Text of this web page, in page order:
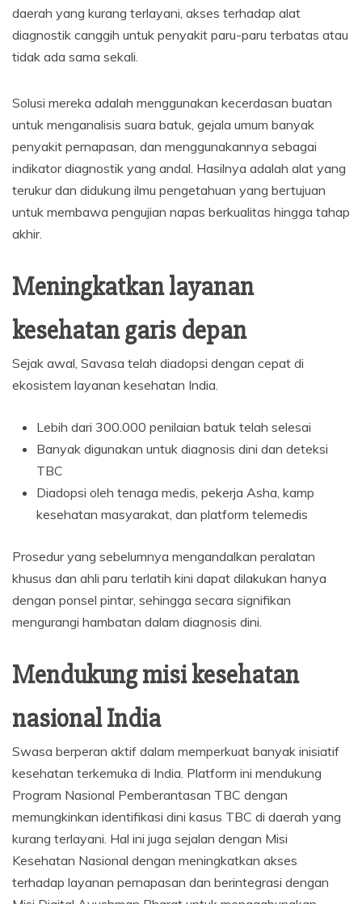
daerah yang kurang terlayani, akses terhadap alat
diagnostik canggih untuk penyakit paru-paru terbatas atau
tidak ada sama sekali.
Solusi mereka adalah menggunakan kecerdasan buatan
untuk menganalisis suara batuk, gejala umum banyak
penyakit pernapasan, dan menggunakannya sebagai
indikator diagnostik yang andal. Hasilnya adalah alat yang
terukur dan didukung ilmu pengetahuan yang bertujuan
untuk membawa pengujian napas berkualitas hingga tahap
akhir.
Meningkatkan layanan
kesehatan garis depan
Sejak awal, Savasa telah diadopsi dengan cepat di
ekosistem layanan kesehatan India.
Lebih dari 300.000 penilaian batuk telah selesai
Banyak digunakan untuk diagnosis dini dan deteksi
TBC
Diadopsi oleh tenaga medis, pekerja Asha, kamp
kesehatan masyarakat, dan platform telemedis
Prosedur yang sebelumnya mengandalkan peralatan
khusus dan ahli paru terlatih kini dapat dilakukan hanya
dengan ponsel pintar, sehingga secara signifikan
mengurangi hambatan dalam diagnosis dini.
Mendukung misi kesehatan
nasional India
Swasa berperan aktif dalam memperkuat banyak inisiatif
kesehatan terkemuka di India. Platform ini mendukung
Program Nasional Pemberantasan TBC dengan
memungkinkan identifikasi dini kasus TBC di daerah yang
kurang terlayani. Hal ini juga sejalan dengan Misi
Kesehatan Nasional dengan meningkatkan akses
terhadap layanan pernapasan dan berintegrasi dengan